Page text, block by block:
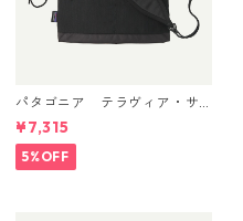
パタゴニア テラヴィア・サ
コッシュ 3L (カラー Black)
Patagonia Terravia Sacoche
Bag 3L 日本正規品 製品番号
48835
¥7,315
5%OFF